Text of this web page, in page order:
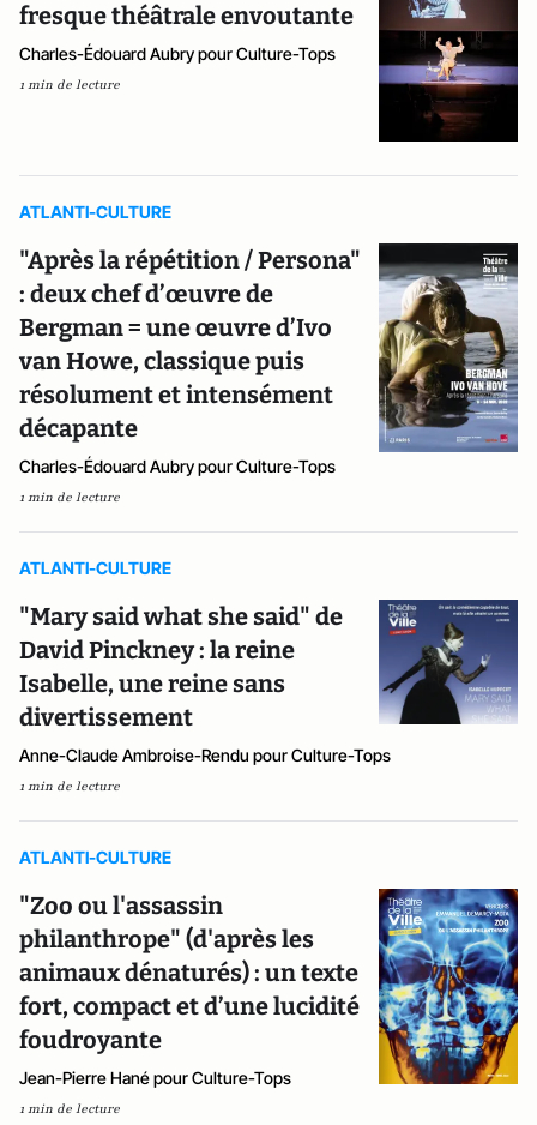
fresque théâtrale envoutante
Charles-Édouard Aubry pour Culture-Tops
1 min de lecture
ATLANTI-CULTURE
"Après la répétition / Persona"
: deux chef d’œuvre de
Bergman = une œuvre d’Ivo
van Howe, classique puis
résolument et intensément
décapante
Charles-Édouard Aubry pour Culture-Tops
1 min de lecture
ATLANTI-CULTURE
"Mary said what she said" de
David Pinckney : la reine
Isabelle, une reine sans
divertissement
Anne-Claude Ambroise-Rendu pour Culture-Tops
1 min de lecture
ATLANTI-CULTURE
"Zoo ou l'assassin
philanthrope" (d'après les
animaux dénaturés) : un texte
fort, compact et d’une lucidité
foudroyante
Jean-Pierre Hané pour Culture-Tops
1 min de lecture